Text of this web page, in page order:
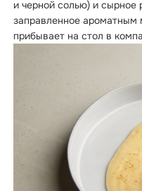
и черной солью) и сырное
заправленное ароматным
прибывает на стол в